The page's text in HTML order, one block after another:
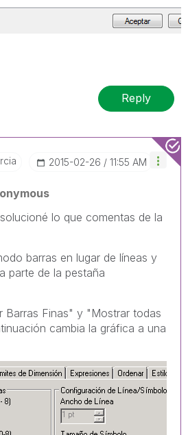
Reply
‎2015-02-26 11:55 AM
lo que comentas de la
barras en lugar de líneas y
parte de la pestaña
Barras Finas" y "Mostrar todas
cambia la gráfica a una